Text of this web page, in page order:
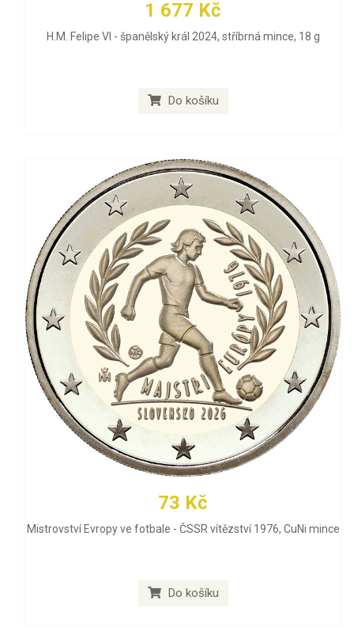
1 677 Kč
H.M. Felipe VI - španělský král 2024, stříbrná mince, 18 g
Do košíku
73 Kč
Mistrovství Evropy ve fotbale - ČSSR vítězství 1976, CuNi mince
Do košíku